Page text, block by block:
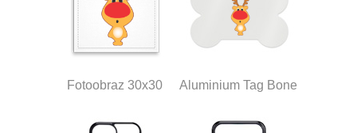
Fotoobraz 30x30 Aluminium Tag Bone